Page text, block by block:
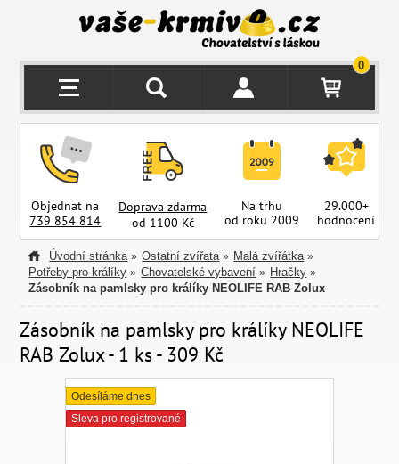
0
Objednat na
739 854 814
Doprava zdarma
od 1100 Kč
Na trhu
od roku 2009
29.000+
hodnocení
Úvodní stránka » Ostatní zvířata » Malá zvířátka »
Potřeby pro králíky » Chovatelské vybavení » Hračky »
Zásobník na pamlsky pro králíky NEOLIFE RAB Zolux
Zásobník na pamlsky pro králíky NEOLIFE
RAB Zolux - 1 ks - 309 Kč
Odesíláme dnes
Sleva pro registrované